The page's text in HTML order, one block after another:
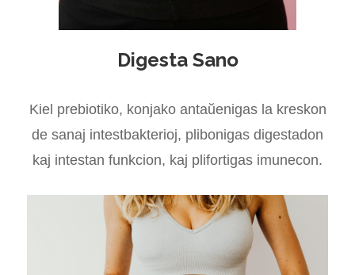
Digesta Sano
Kiel prebiotiko, konjako antaŭenigas la kreskon
de sanaj intestbakterioj, plibonigas digestadon
kaj intestan funkcion, kaj plifortigas imunecon.